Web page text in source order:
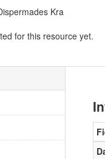
Kra
for this resource yet.